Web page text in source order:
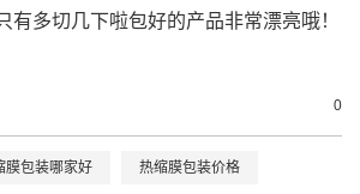
有多切几下啦包好的产品非常漂亮哦！
0
膜包装哪家好 热缩膜包装价格